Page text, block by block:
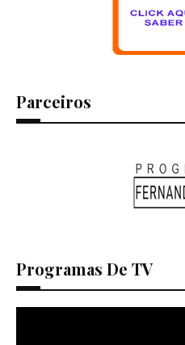
Parceiros
Programas De TV